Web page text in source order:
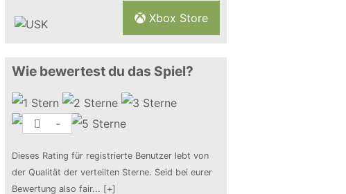
Xbox Store
Wie bewertest du das Spiel?
-
Dieses Rating für registrierte Benutzer lebt von
der Qualität der verteilten Sterne. Seid bei eurer
Bewertung also fair... [+]